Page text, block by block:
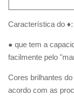
Característica do ♦:
● que tem a
facilmente pelo
Cores brilhantes
acordo com as